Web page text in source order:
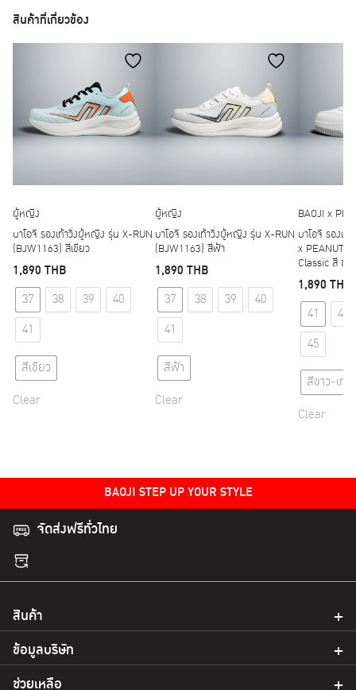
สินค้าที่เกี่ยวข้อง
has multiple variants. The options may be chosen on the product
ผู้หญิง
บาโอจิ รองเท้าวิ่งผู้หญิง รุ่น X-RUN
(BJW1163) สีเขียว
1,890THB
This product has multiple variants. The options may
37 38 39
40
41
สีเขียว
Clear
ผู้หญิง
บาโอจิ รองเท้าวิ่งผู้หญิง รุ่น X-RUN
(BJW1163) สีฟ้า
1,890THB
This product has
37 38 39
40
41
สีฟ้า
Clear
BAOJI x
บาโอจิ รองเท้
x PEANUTS
Classic สี ขา
1,890 THB
41
42
45
สีขาว-เทา
Clear
BAOJI STEP UP YOUR STYLE
จัดส่งฟรีทั่วไทย
สินค้า
ข้อมูลบริษัท
ช่วยเหลือ